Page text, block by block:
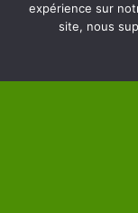
expérience sur
site, nous